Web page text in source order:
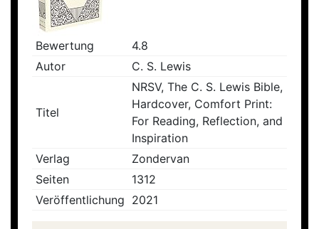
Bewertung
4.8
Autor
C. S. Lewis
Titel
NRSV, The C. S. Lewis Bible,
Hardcover, Comfort Print:
For Reading, Reflection, and
Inspiration
Verlag
Zondervan
Seiten
1312
Veröffentlichung 2021